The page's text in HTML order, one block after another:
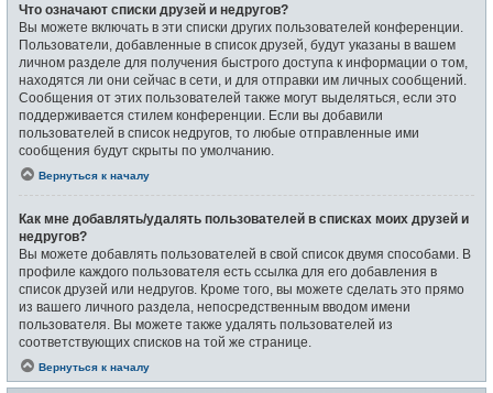
Что означают списки друзей и недругов?
Вы можете включать в эти списки других пользователей конференции.
Пользователи, добавленные в список друзей, будут указаны в вашем
личном разделе для получения быстрого доступа к информации о том,
находятся ли они сейчас в сети, и для отправки им личных сообщений.
Сообщения от этих пользователей также могут выделяться, если это
поддерживается стилем конференции. Если вы добавили
пользователей в список недругов, то любые отправленные ими
сообщения будут скрыты по умолчанию.
Вернуться к началу
Как мне добавлять/удалять пользователей в списках моих друзей и
недругов?
Вы можете добавлять пользователей в свой список двумя способами. В
профиле каждого пользователя есть ссылка для его добавления в
список друзей или недругов. Кроме того, вы можете сделать это прямо
из вашего личного раздела, непосредственным вводом имени
пользователя. Вы можете также удалять пользователей из
соответствующих списков на той же странице.
Вернуться к началу